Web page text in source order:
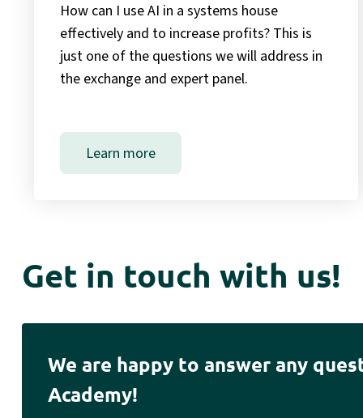
How can I use AI in a systems house
effectively and to increase profits? This is
just one of the questions we will address in
the exchange and expert panel.
Learn more
Get in touch with us!
We are happy to answer any
Academy!